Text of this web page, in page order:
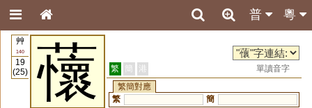
粵
普
艸
140
19
(25)
蘹 繁 簡 港
單讀音字
繁簡對應
繁
簡